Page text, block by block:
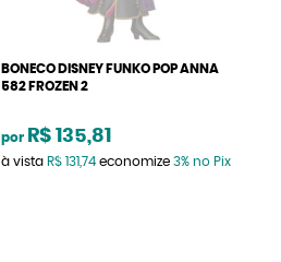
BONECO DISNEY FUNKO POP ANNA
582 FROZEN 2
por R$ 135,81
à vista R$ 131,74economize 3% no Pix